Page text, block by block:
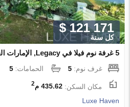
$ 121 171
كل سنة
5 غرفة نوم فيلا في Legacy, الإمارات العربية المتحدة رقم 10491
غرف نوم:5 الحمامات:5
مكان السكن:435.62 م 2
Luxe Haven